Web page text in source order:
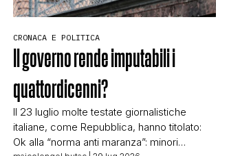
CRONACA E POLITICA
Il governo rende imputabili i
quattordicenni?
Il 23 luglio molte testate giornalistiche
italiane, come Repubblica, hanno titolato:
Ok alla “norma anti maranza”: minori